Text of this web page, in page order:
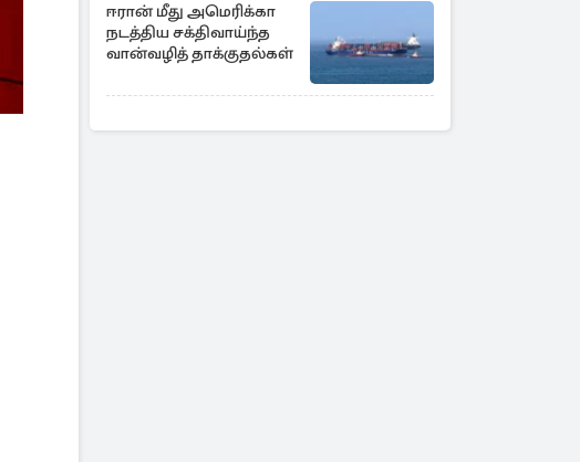
ஈரான் மீது அமெரிக்கா
நடத்திய சக்திவாய்ந்த
வான்வழித் தாக்குதல்கள்